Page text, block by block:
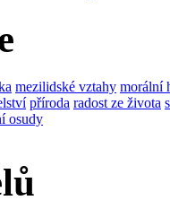
mezilidské vztahy morální
příroda radost ze života
osudy